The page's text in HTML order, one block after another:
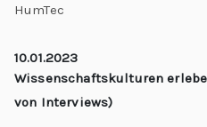
HumTec
10.01.2023
Wissenschaftskulturen
von Interviews)